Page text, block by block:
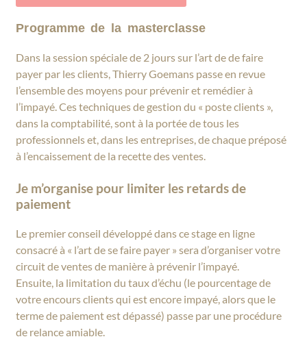
Programme de la masterclasse
Dans la session spéciale de 2 jours sur l’art de de faire
payer par les clients, Thierry Goemans passe en revue
l’ensemble des moyens pour prévenir et remédier à
l’impayé. Ces techniques de gestion du « poste clients »,
dans la comptabilité, sont à la portée de tous les
professionnels et, dans les entreprises, de chaque préposé
à l’encaissement de la recette des ventes.
Je m’organise pour limiter les retards de
paiement
Le premier conseil développé dans ce stage en ligne
consacré à « l’art de se faire payer » sera d’organiser votre
circuit de ventes de manière à prévenir l’impayé.
Ensuite, la limitation du taux d’échu (le pourcentage de
votre encours clients qui est encore impayé, alors que le
terme de paiement est dépassé) passe par une procédure
de relance amiable.